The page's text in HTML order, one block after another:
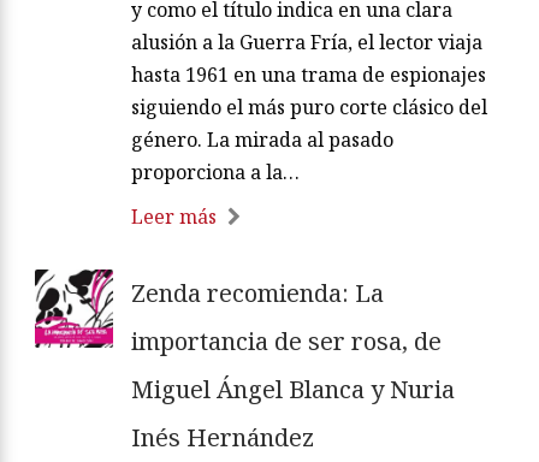
y como el título indica en una clara
alusión a la Guerra Fría, el lector viaja
hasta 1961 en una trama de espionajes
siguiendo el más puro corte clásico del
género. La mirada al pasado
proporciona a la…
Leer más
Zenda recomienda: La
importancia de ser rosa, de
Miguel Ángel Blanca y Nuria
Inés Hernández